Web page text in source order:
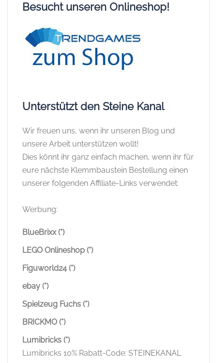
Besucht unseren Onlineshop!
Unterstützt den Steine Kanal
Wir freuen uns, wenn ihr unseren Blog und
unsere Arbeit unterstützen wollt!
Dies könnt ihr ganz einfach machen, wenn ihr für
eure nächste Klemmbaustein Bestellung einen
unserer folgenden Affiliate-Links verwendet:
Werbung:
BlueBrixx (*)
LEGO Onlineshop (*)
Figuworld24 (*)
ebay (*)
Spielzeug Fuchs (*)
BRICKMO (*)
Lumibricks (*)
Lumibricks 10% Rabatt-Code: STEINEKANAL